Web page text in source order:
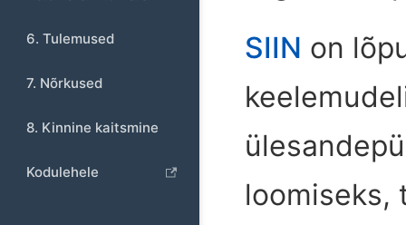
6. Tulemused
7. Nõrkused
8. Kinnine kaitsmine
Kodulehele
SIIN on
loomiseks,